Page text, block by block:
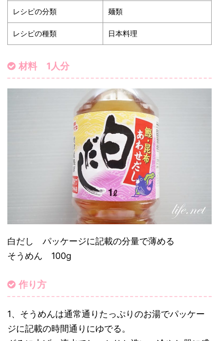
レシピの分類 麺類
レシピの種類 日本料理
材料 1人分
白だし パッケージに記載の分量で薄める
そうめん 100g
作り方
1、そうめんは通常通りたっぷりのお湯でパッケー
ジに記載の時間通りにゆでる。